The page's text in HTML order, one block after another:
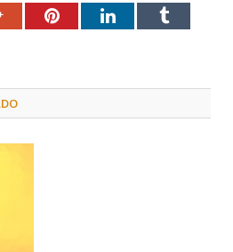
Google+PinterestLinkedInTumblr